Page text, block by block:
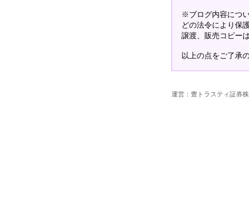
※ブログ内容につ
どの法令により保
譲渡、販売コピー
以上の点をご了承
運営：豊トラスティ証券